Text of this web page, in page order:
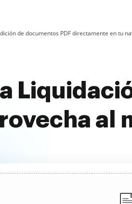
de documentos PDF directamente en tu